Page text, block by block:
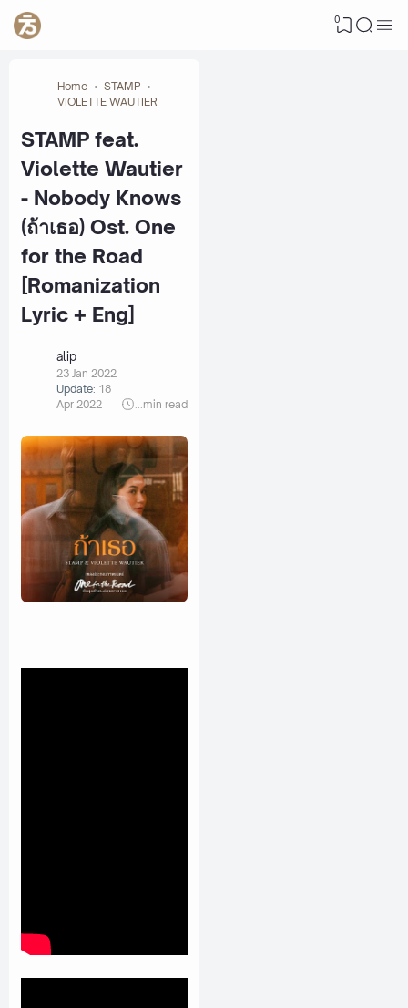
0
Home
STAMP
VIOLETTE WAUTIER
STAMP­ feat.
Violette Wautier
- Nobody Knows
(ถ้าเธอ) Ost. One
for the Road
[Romanization
Lyric + Eng]
alip
23 Jan 2022
Update: 18
Apr 2022
min read